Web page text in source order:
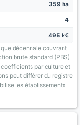
359 ha
4
495 k€
décennale couvrant
brute standard (PBS)
par culture et
peut différer du registre
les établissements